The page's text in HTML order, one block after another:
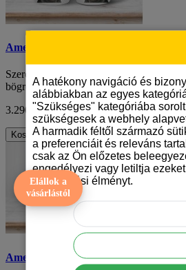
Amerikai pittbul mintás karácsonyi
Szereted a kutyákat, különösen a törpe
bögrét neked találták ki! A karácson..
3.290 FtÁFA nélkül: 2.591 Ft
Kosárba
Amerikai pittbul mintás karácsonyi
Elállok a
vásárlástól
A hatékony navigáció és
alábbiakban az egyes
"Szükséges" kategóriába
szükségesek a webhely
A harmadik féltől származó
a preferenciáit és releváns
csak az Ön előzetes
engedélyezi vagy letiltja
böngészési élményt.